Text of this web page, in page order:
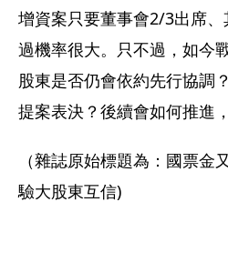
增資案只要董事會2/3出席
過機率很大。只不過，如今
股東是否仍會依約先行協調
提案表決？後續會如何推進
（雜誌原始標題為：國票金
驗大股東互信)